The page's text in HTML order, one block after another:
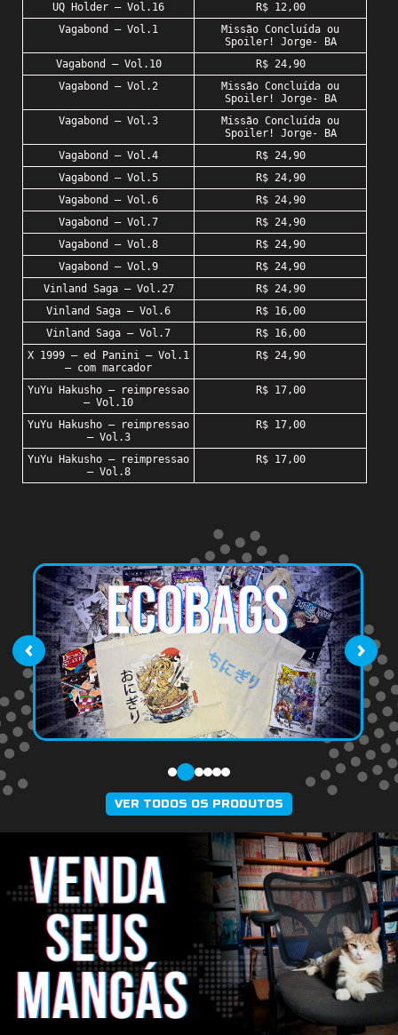
UQ Holder – Vol.16
R$ 12,00
Vagabond – Vol.1
Missão Concluída ou
Spoiler! Jorge- BA
Vagabond – Vol.10
R$ 24,90
Vagabond – Vol.2
Missão Concluída ou
Spoiler! Jorge- BA
Vagabond – Vol.3
Missão Concluída ou
Spoiler! Jorge- BA
Vagabond – Vol.4
R$ 24,90
Vagabond – Vol.5
R$ 24,90
Vagabond – Vol.6
R$ 24,90
Vagabond – Vol.7
R$ 24,90
Vagabond – Vol.8
R$ 24,90
Vagabond – Vol.9
R$ 24,90
Vinland Saga – Vol.27
R$ 24,90
Vinland Saga – Vol.6
R$ 16,00
Vinland Saga – Vol.7
R$ 16,00
X 1999 – ed Panini – Vol.1
– com marcador
R$ 24,90
YuYu Hakusho – reimpressao
– Vol.10
R$ 17,00
YuYu Hakusho – reimpressao
– Vol.3
R$ 17,00
YuYu Hakusho – reimpressao
– Vol.8
R$ 17,00
‹ ›
VER TODOS OS PRODUTOS